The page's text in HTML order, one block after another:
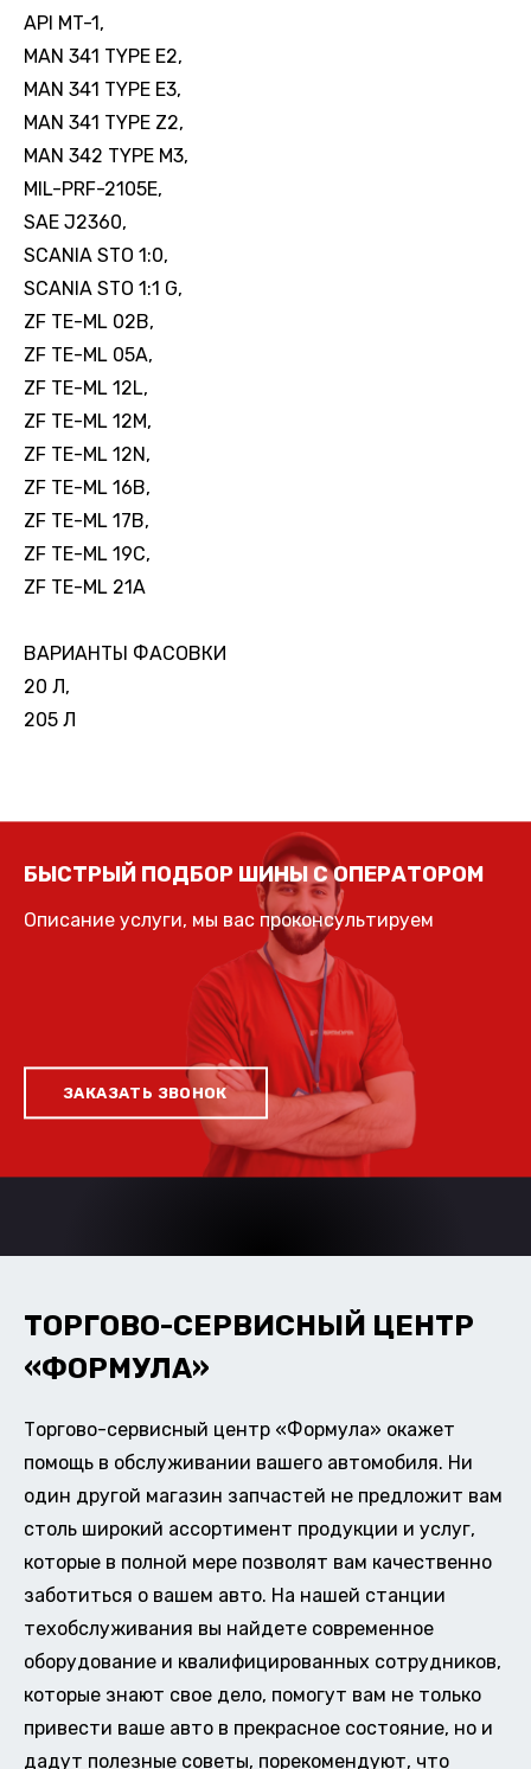
API MT-1,
MAN 341 TYPE E2,
MAN 341 TYPE E3,
MAN 341 TYPE Z2,
MAN 342 TYPE M3,
MIL-PRF-2105E,
SAE J2360,
SCANIA STO 1:0,
SCANIA STO 1:1 G,
ZF TE-ML 02B,
ZF TE-ML 05A,
ZF TE-ML 12L,
ZF TE-ML 12M,
ZF TE-ML 12N,
ZF TE-ML 16B,
ZF TE-ML 17B,
ZF TE-ML 19C,
ZF TE-ML 21A
ВАРИАНТЫ ФАСОВКИ
20 Л,
205 Л
БЫСТРЫЙ ПОДБОР ШИНЫ С ОПЕРАТОРОМ
Описание услуги, мы вас проконсультируем
ЗАКАЗАТЬ ЗВОНОК
ТОРГОВО-СЕРВИСНЫЙ ЦЕНТР
«ФОРМУЛА»
Торгово-сервисный центр «Формула» окажет
помощь в обслуживании вашего автомобиля. Ни
один другой магазин запчастей не предложит вам
столь широкий ассортимент продукции и услуг,
которые в полной мере позволят вам качественно
заботиться о вашем авто. На нашей станции
техобслуживания вы найдете современное
оборудование и квалифицированных сотрудников,
которые знают свое дело, помогут вам не только
привести ваше авто в прекрасное состояние, но и
дадут полезные советы, порекомендуют, что